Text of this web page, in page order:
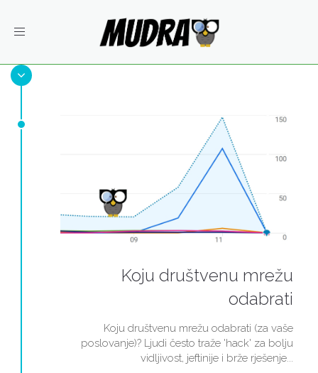
Toggle
Koju društvenu mrežu
odabrati
Koju društvenu mrežu odabrati (za vaše
poslovanje)? Ljudi često traže 'hack' za bolju
vidljivost, jeftinije i brže rješenje...